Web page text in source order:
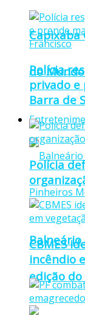
Capixaba
do
Balneário
edição
Polícia
privado
Barra de
Polícia
CBMES
incêndio